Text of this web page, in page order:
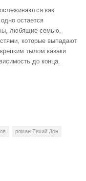
как
остается
любящие семью,
которые выпадают
тылом казаки
до конца.
роман Тихий Дон